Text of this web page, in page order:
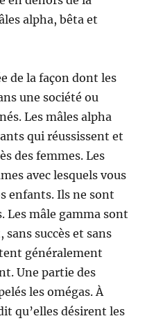
alpha, bêta et
de la façon dont les
une société ou
Les mâles alpha
qui réussissent et
des femmes. Les
avec lesquels vous
enfants. Ils ne sont
Les mâle gamma sont
succès et sans
généralement
Une partie des
les omégas. À
qu’elles désirent les